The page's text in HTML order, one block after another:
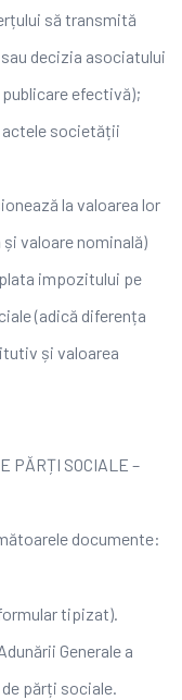
să transmită
decizia asociatului
efectivă);
actele societății
la valoarea lor
valoare nominală)
impozitului pe
(adică diferența
și valoarea
PĂRȚI SOCIALE –
documente:
tipizat).
Generale a
părți sociale.